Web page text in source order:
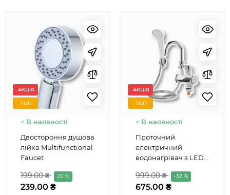
АКЦІЯ
ТОП
В наявності
Двостороння душова
лійка Multifunctional
Faucet
199.00 ₴ 20 %
239.00 ₴
АКЦІЯ
ТОП
В наявності
Проточний
електричний
водонагрівач з LED
лійкою Delimano RX-
018
999.00 ₴ -32 %
675.00 ₴